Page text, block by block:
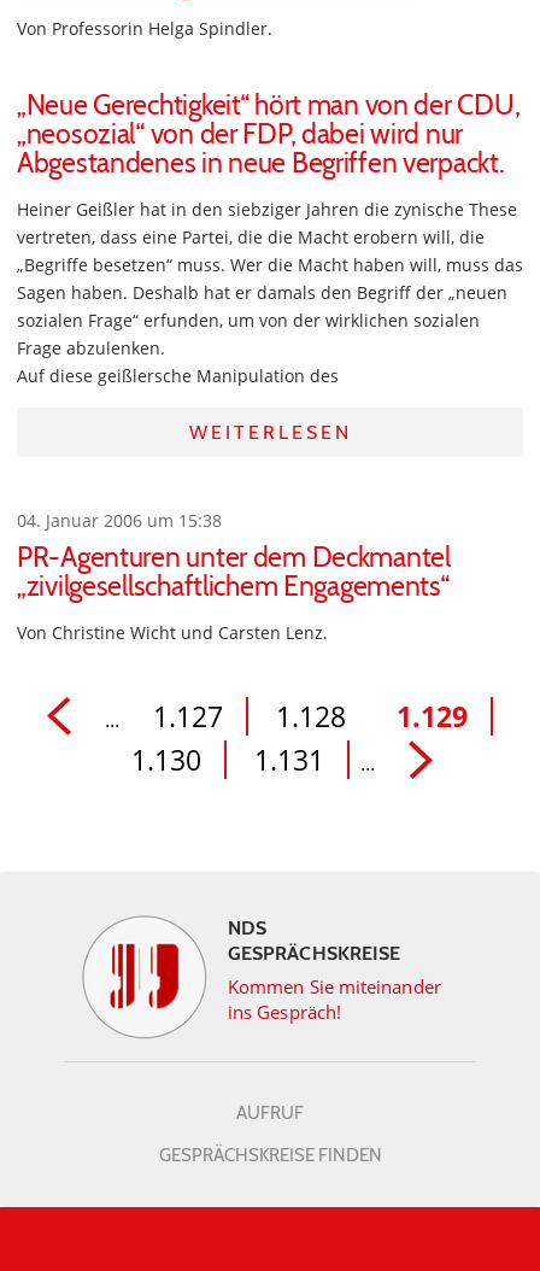
Von Professorin Helga Spindler.
„Neue Gerechtigkeit“ hört man von der CDU,
„neosozial“ von der FDP, dabei wird nur
Abgestandenes in neue Begriffen verpackt.
Heiner Geißler hat in den siebziger Jahren die zynische These
vertreten, dass eine Partei, die die Macht erobern will, die
„Begriffe besetzen“ muss. Wer die Macht haben will, muss das
Sagen haben. Deshalb hat er damals den Begriff der „neuen
sozialen Frage“ erfunden, um von der wirklichen sozialen
Frage abzulenken.
Auf diese geißlersche Manipulation des
WEITERLESEN
04. Januar 2006 um 15:38
PR-Agenturen unter dem Deckmantel
„zivilgesellschaftlichem Engagements“
Von Christine Wicht und Carsten Lenz.
... 1.127 1.128
1.129
1.130
1.131 ...
NDS
GESPRÄCHSKREISE
Kommen Sie miteinander
ins Gespräch!
AUFRUF
GESPRÄCHSKREISE FINDEN